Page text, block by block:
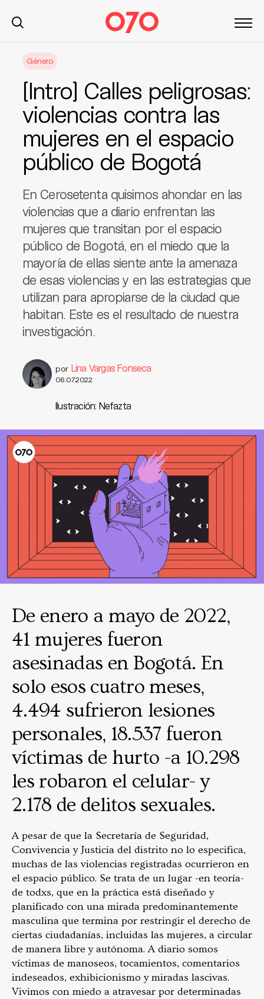
Género
[Intro] Calles peligrosas:
violencias contra las
mujeres en el espacio
público de Bogotá
En Cerosetenta quisimos ahondar en las
violencias que a diario enfrentan las
mujeres que transitan por el espacio
público de Bogotá, en el miedo que la
mayoría de ellas siente ante la amenaza
de esas violencias y en las estrategias que
utilizan para apropiarse de la ciudad que
habitan. Este es el resultado de nuestra
investigación.
por Lina Vargas Fonseca
06.07.2022
Ilustración: Nefazta
De enero a mayo de 2022,
41 mujeres fueron
asesinadas en Bogotá. En
solo esos cuatro meses,
4.494 sufrieron lesiones
personales, 18.537 fueron
víctimas de hurto -a 10.298
les robaron el celular- y
2.178 de delitos sexuales.
A pesar de que la Secretaría de Seguridad,
Convivencia y Justicia del distrito no lo especifica,
muchas de las violencias registradas ocurrieron en
el espacio público. Se trata de un lugar -en teoría-
de todxs, que en la práctica está diseñado y
planificado con una mirada predominantemente
masculina que termina por restringir el derecho de
ciertas ciudadanías, incluidas las mujeres, a circular
de manera libre y autónoma. A diario somos
víctimas de manoseos, tocamientos, comentarios
indeseados, exhibicionismo y miradas lascivas.
Vivimos con miedo a atravesar por determinadas